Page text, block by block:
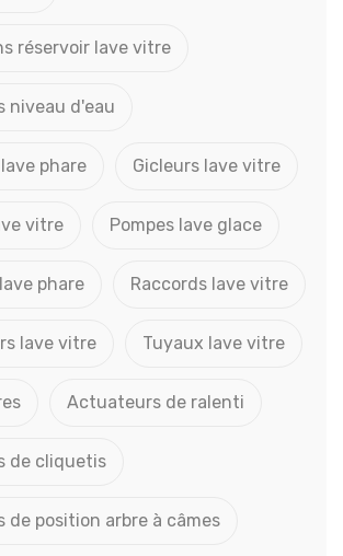
réservoir lave vitre
niveau d'eau
phare Gicleurs lave vitre
vitre Pompes lave glace
phare Raccords lave vitre
lave vitre Tuyaux lave vitre
Actuateurs de ralenti
de cliquetis
de position arbre à câmes